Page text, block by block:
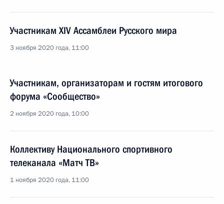
Участникам XIV Ассамблеи Русского мира
3 ноября 2020 года, 11:00
Участникам, организаторам и гостям итогового
форума «Сообщество»
2 ноября 2020 года, 10:00
Коллективу Национального спортивного
телеканала «Матч ТВ»
1 ноября 2020 года, 11:00